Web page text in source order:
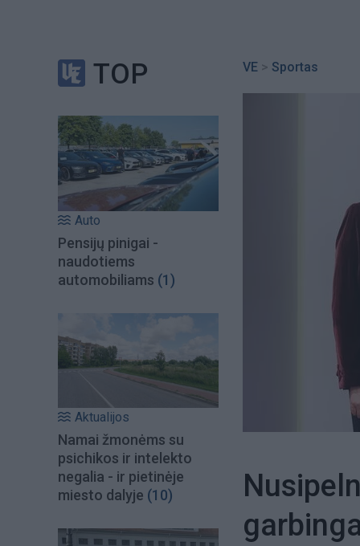
TOP
Auto
Pensijų pinigai -
naudotiems
automobiliams (1)
Aktualijos
Namai žmonėms su
psichikos ir intelekto
negalia - ir pietinėje
miesto dalyje (10)
VE > Sportas